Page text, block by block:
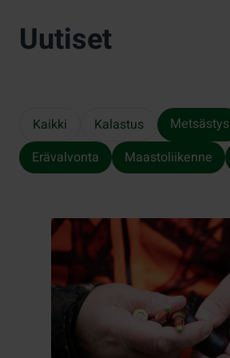
Uutiset
Kaikki Kalastus Metsästys
Erävalvonta
Maastoliikenne